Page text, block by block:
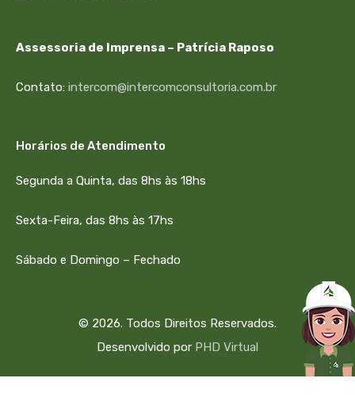
Assessoria de Imprensa – Patrícia Raposo
Contato: intercom@intercomconsultoria.com.br
Horários de Atendimento
Segunda a Quinta, das 8hs às 18hs
Sexta-Feira, das 8hs às 17hs
Sábado e Domingo – Fechado
© 2026. Todos Direitos Reservados.
Desenvolvido por PHD Virtual